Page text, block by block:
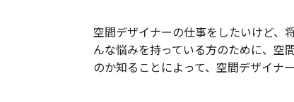
空間デザイナーの仕事をしたいけど、
んな悩みを持っている方のために、空
のか知ることによって、空間デザイナ